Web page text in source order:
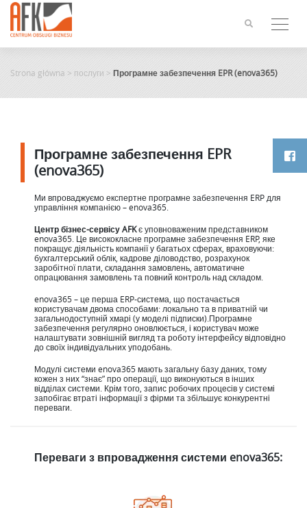
content
Strona główna > послуги > Програмне забезпечення EPR (enova365)
Програмне забезпечення EPR
(enova365)
Ми впроваджуємо експертне програмне забезпечення ERP для
управління компанією – enova365.
Центр бізнес-сервісу AFKє уповноваженим представником
enova365. Це висококласне програмне забезпечення ERP, яке
покращує діяльність компанії у багатьох сферах, враховуючи:
бухгалтерський облік, кадрове діловодство, розрахунок
заробітної плати, складання замовлень, автоматичне
опрацювання замовлень та повний контроль над складом.
enova365 – це перша ERP-система, що постачається
користувачам двома способами: локально та в приватній чи
загальнодоступній хмарі (у моделі підписки).Програмне
забезпечення регулярно оновлюється, і користувач може
налаштувати зовнішній вигляд та роботу інтерфейсу відповідно
до своїх індивідуальних уподобань.
Модулі системи enova365 мають загальну базу даних, тому
кожен з них “знає” про операції, що виконуються в інших
відділах системи. Крім того, запис робочих процесів у системі
запобігає втраті інформації з фірми та збільшує конкурентні
переваги.
Переваги з впровадження системи enova365: